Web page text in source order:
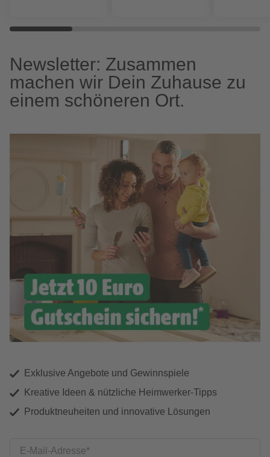
Newsletter: Zusammen
machen wir Dein Zuhause zu
einem schöneren Ort.
Exklusive Angebote und Gewinnspiele
Kreative Ideen & nützliche Heimwerker-Tipps
Produktneuheiten und innovative Lösungen
E-Mail-Adresse